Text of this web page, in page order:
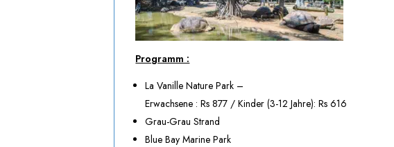
Programm :
La Vanille Nature Park –
Erwachsene : Rs 877 / Kinder (3-12 Jahre): Rs 616
Grau-Grau Strand
Blue Bay Marine Park